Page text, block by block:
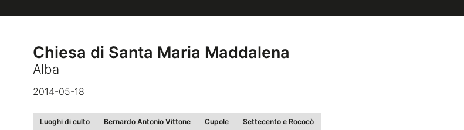
Chiesa di Santa Maria Maddalena
Alba
2014-05-18
Luoghi di culto Bernardo Antonio Vittone Cupole Settecento e Rococò